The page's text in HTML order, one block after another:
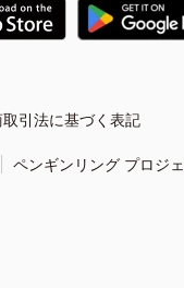
引法に基づく表記
ペンギンリング プロジ